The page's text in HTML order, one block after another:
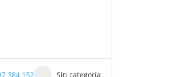
384 152 Sin categoría